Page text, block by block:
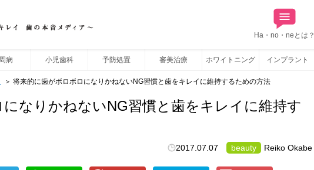
Ha・no・neとは？
病 小児歯科 予防処置 審美治療 ホワイトニング インプラント
将来的に歯がボロボロになりかねないNG習慣と歯をキレイに維持するための方法
なりかねないNG習慣と歯をキレイに維持す
2017.07.07 beauty Reiko Okabe